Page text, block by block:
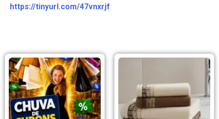
https://tinyurl.com/47vnxrjf